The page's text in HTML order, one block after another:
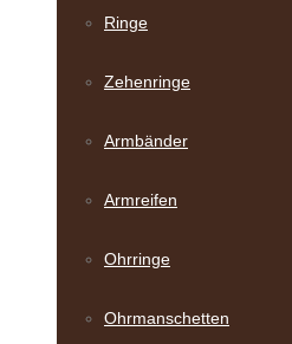
Ringe
Zehenringe
Armbänder
Armreifen
Ohrringe
Ohrmanschetten